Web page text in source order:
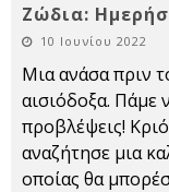
Ζώδια:
10 Ιουνίου 2022
Μια ανάσα πριν
αισιόδοξα. Πάμε
προβλέψεις!
αναζήτησε μια
οποίας θα